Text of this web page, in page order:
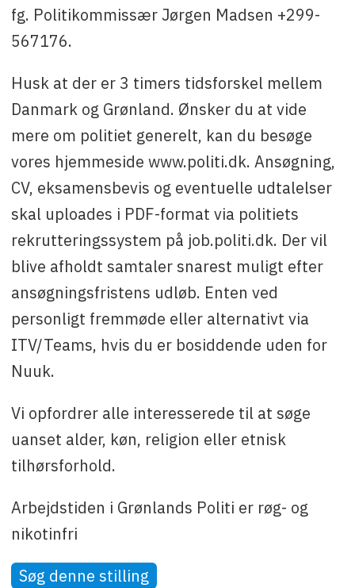
fg. Politikommissær Jørgen Madsen +299-
567176.
Husk at der er 3 timers tidsforskel mellem
Danmark og Grønland. Ønsker du at vide
mere om politiet generelt, kan du besøge
vores hjemmeside www.politi.dk. Ansøgning,
CV, eksamensbevis og eventuelle udtalelser
skal uploades i PDF-format via politiets
rekrutteringssystem på job.politi.dk. Der vil
blive afholdt samtaler snarest muligt efter
ansøgningsfristens udløb. Enten ved
personligt fremmøde eller alternativt via
ITV/Teams, hvis du er bosiddende uden for
Nuuk.
Vi opfordrer alle interesserede til at søge
uanset alder, køn, religion eller etnisk
tilhørsforhold.
Arbejdstiden i Grønlands Politi er røg- og
nikotinfri
Søg denne stilling